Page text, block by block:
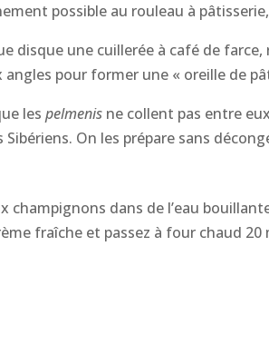
possible au rouleau à
disque une cuillerée à café de
angles pour former une « oreille de
lespelmenis ne collent pas entre
On les prépare sans
champignons dans de l’eau
fraîche et passez à four chaud